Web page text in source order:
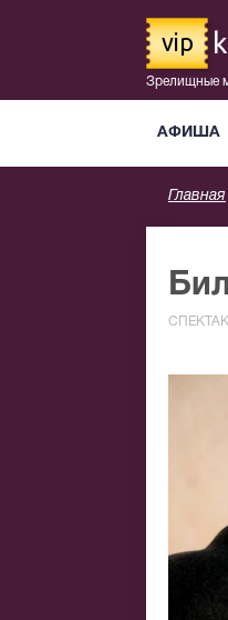
vip
Зрелищные
АФИША
Главная